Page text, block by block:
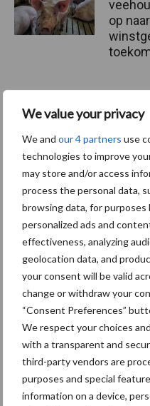
We value your privacy
We and our 4 partners use
technologies to improve
may store and/or access
process the personal data,
browsing data, for
personalized ads and
effectiveness, analyzing
geolocation data, and
your consent will be valid
change or withdraw your
“Consent Preferences”
We respect your choices
with a transparent and
third-party vendors are
purposes and special
information on a device,
op
jaar
Recent nieuws
7 aug